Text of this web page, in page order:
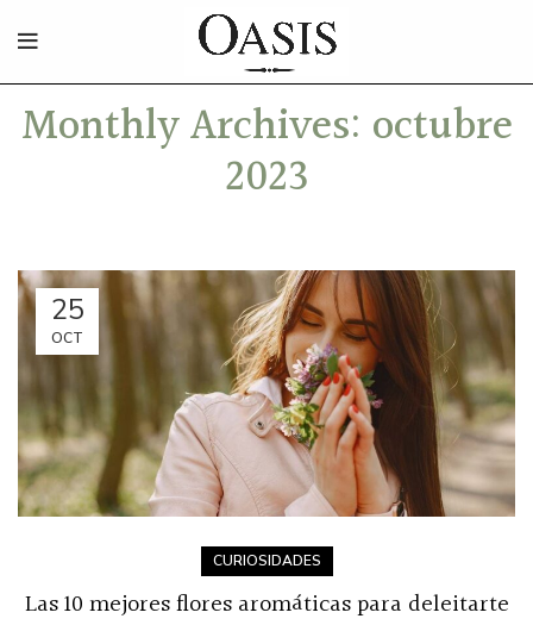
Monthly Archives: octubre
2023
25
OCT
CURIOSIDADES
Las 10 mejores flores aromáticas para deleitarte